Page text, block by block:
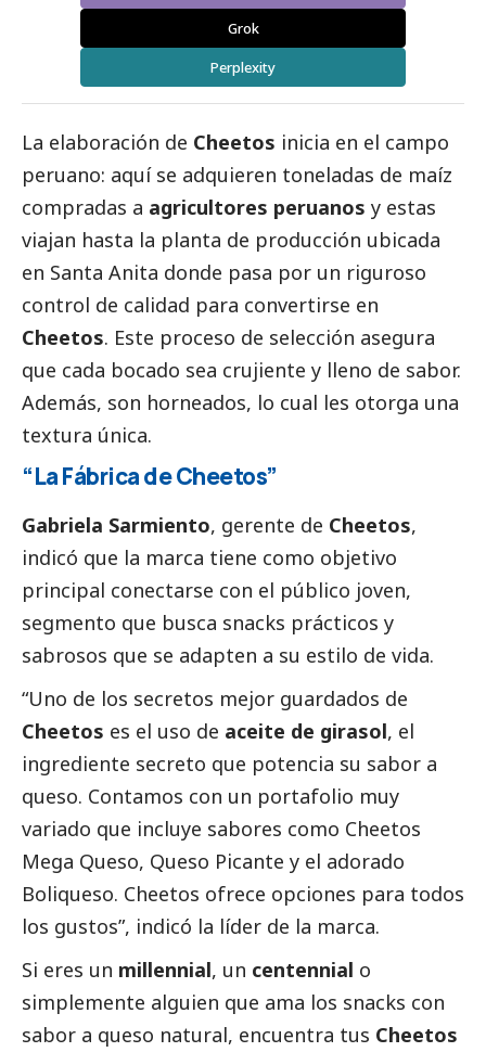
Grok
Perplexity
La elaboración de Cheetos inicia en el campo
peruano: aquí se adquieren toneladas de maíz
compradas a agricultores peruanos y estas
viajan hasta la planta de producción ubicada
en Santa Anita donde pasa por un riguroso
control de calidad para convertirse en
Cheetos. Este proceso de selección asegura
que cada bocado sea crujiente y lleno de sabor.
Además, son horneados, lo cual les otorga una
textura única.
“La Fábrica de Cheetos”
Gabriela Sarmiento, gerente de Cheetos,
indicó que la marca tiene como objetivo
principal conectarse con el público joven,
segmento que busca snacks prácticos y
sabrosos que se adapten a su estilo de vida.
“Uno de los secretos mejor guardados de
Cheetos es el uso de aceite de girasol, el
ingrediente secreto que potencia su sabor a
queso. Contamos con un portafolio muy
variado que incluye sabores como Cheetos
Mega Queso, Queso Picante y el adorado
Boliqueso. Cheetos ofrece opciones para todos
los gustos”, indicó la líder de la marca.
Si eres un millennial, un centennial o
simplemente alguien que ama los snacks con
sabor a queso natural, encuentra tus Cheetos